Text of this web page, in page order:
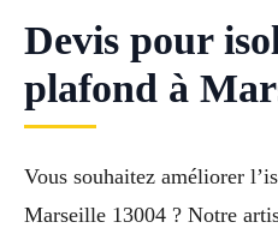
Devis pour
plafond à
Vous souhaitez améliorer
Marseille 13004 ? Notre